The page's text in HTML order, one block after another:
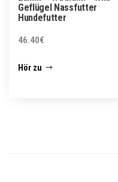
Geflügel Nassfutter
Hundefutter
46.40€
Hör zu